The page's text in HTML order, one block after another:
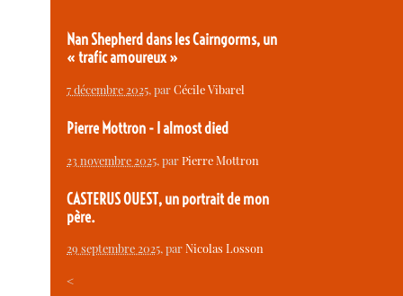
Nan Shepherd dans les Cairngorms, un
« trafic amoureux »
7 décembre 2025, parCécile Vibarel
Pierre Mottron - I almost died
23 novembre 2025, parPierre Mottron
CASTERUS OUEST, un portrait de mon
père.
29 septembre 2025, parNicolas Losson
<